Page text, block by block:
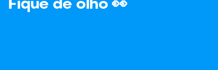
Fique de olho 👀